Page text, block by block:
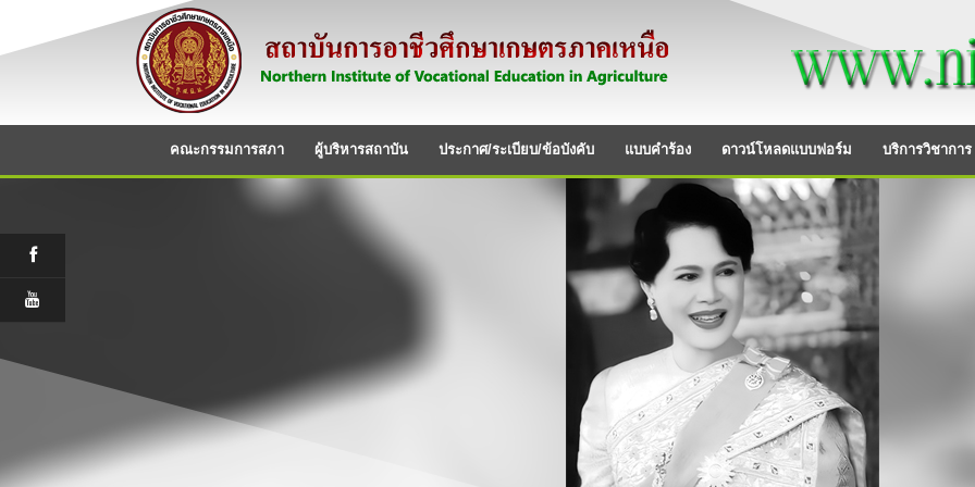
คณะกรรมการสภา ผู้บริหารสถาบัน ประกาศ/ระเบียบ/ข้อบังคับ แบบคำร้อง ดาวน์โหลดแบบฟอร์ม บริการวิชาการ